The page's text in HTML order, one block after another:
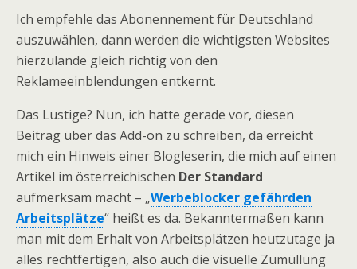
Ich empfehle das Abonennement für Deutschland
auszuwählen, dann werden die wichtigsten Websites
hierzulande gleich richtig von den
Reklameeinblendungen entkernt.
Das Lustige? Nun, ich hatte gerade vor, diesen
Beitrag über das Add-on zu schreiben, da erreicht
mich ein Hinweis einer Blogleserin, die mich auf einen
Artikel im österreichischen Der Standard
aufmerksam macht – „Werbeblocker gefährden
Arbeitsplätze“ heißt es da. Bekanntermaßen kann
man mit dem Erhalt von Arbeitsplätzen heutzutage ja
alles rechtfertigen, also auch die visuelle Zumüllung